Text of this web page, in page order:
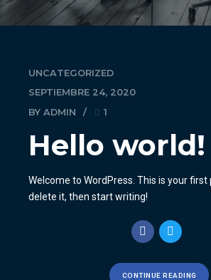
UNCATEGORIZED
SEPTIEMBRE 24, 2020
BY ADMIN
1
Hello world!
Welcome to WordPress. This is your first
delete it, then start writing!
CONTINUE READING